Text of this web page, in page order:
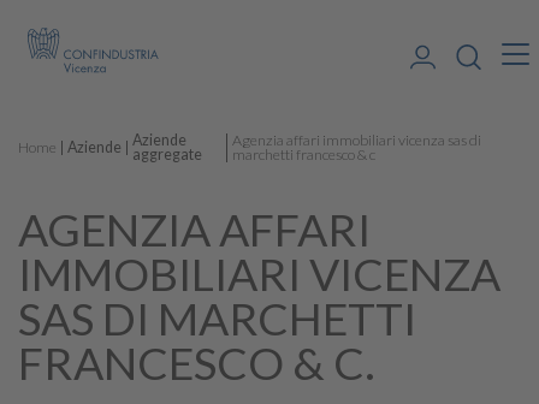
Home Aziende
Aziende
aggregate
Agenzia affari immobiliari vicenza sas di
marchetti francesco & c
AGENZIA AFFARI
IMMOBILIARI VICENZA
SAS DI MARCHETTI
FRANCESCO & C.